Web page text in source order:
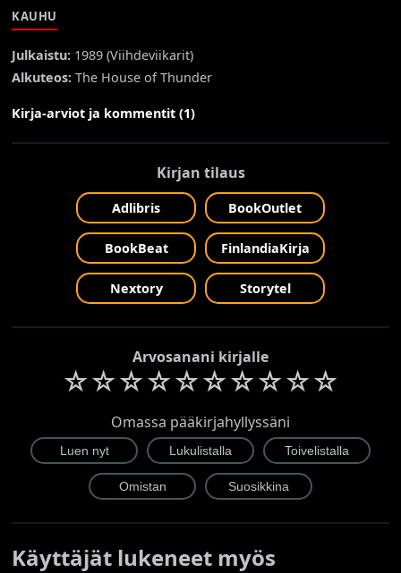
KAUHU
Julkaistu: 1989 (Viihdeviikarit)
Alkuteos: The House of Thunder
Kirja-arviot ja kommentit (1)
Kirjan tilaus
Adlibris BookOutlet
BookBeat FinlandiaKirja
Nextory Storytel
Arvosanani kirjalle
☆☆☆☆☆☆☆☆☆☆
Omassa pääkirjahyllyssäni
Käyttäjät lukeneet myös